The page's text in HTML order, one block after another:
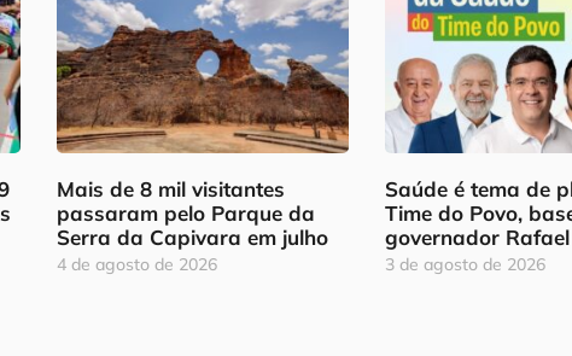
Mais de 8 mil visitantes
passaram pelo Parque da
Serra da Capivara em julho
4 de agosto de 2026
Saúde é tema de
Time do Povo,
governador Rafael
3 de agosto de 2026